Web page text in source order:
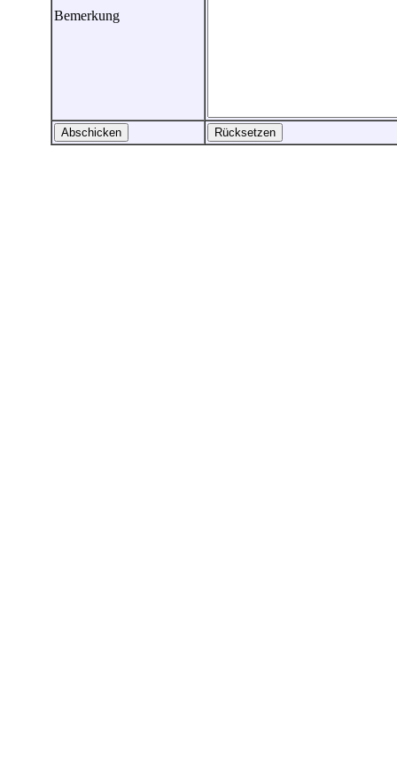
Bemerkung